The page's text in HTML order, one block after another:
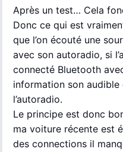
Après un test… Cela
Donc ce qui est
que l’on écouté une
avec son autoradio, si
connecté Bluetooth
information son
l’autoradio.
Le principe est donc
ma voiture récente est
des connections il